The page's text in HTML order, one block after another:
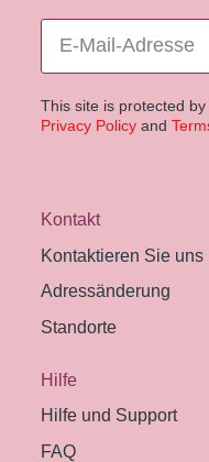
This site is protected
Privacy Policyand
Kontakt
Kontaktieren Sie uns
Adressänderung
Standorte
Hilfe
Hilfe und Support
FAQ